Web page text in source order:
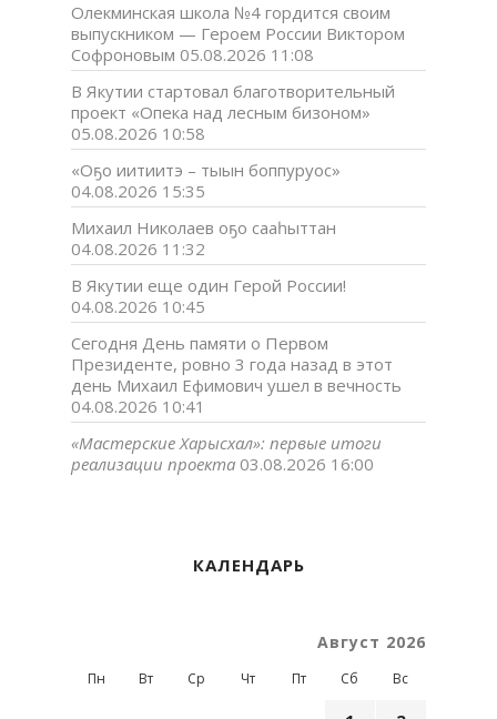
Олекминская школа №4 гордится своим
выпускником — Героем России Виктором
Софроновым 05.08.2026 11:08
В Якутии стартовал благотворительный
проект «Опека над лесным бизоном»
05.08.2026 10:58
«Оҕо иитиитэ – тыын боппуруос»
04.08.2026 15:35
Михаил Николаев оҕо сааһыттан
04.08.2026 11:32
В Якутии еще один Герой России!
04.08.2026 10:45
Сегодня День памяти о Первом
Президенте, ровно 3 года назад в этот
день Михаил Ефимович ушел в вечность
04.08.2026 10:41
«Мастерские Харысхал»: первые итоги
реализации проекта 03.08.2026 16:00
КАЛЕНДАРЬ
Август 2026
Пн Вт Ср Чт Пт Сб Вс